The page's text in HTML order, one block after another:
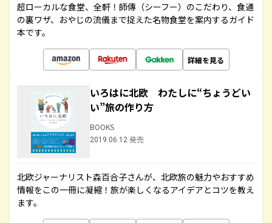
超ローカルな食堂、全軒！師傳（シーフー）のこだわり、食通
の裏ワザ、おやじの流儀まで捉えた名物食堂を案内するガイド
本です。
詳細を見る
いろはに北欧 わたしに“ちょうどい
い”旅の作り方
BOOKS
2019.06.12 発売
北欧ジャーナリスト森百合子さんが、北欧旅の魅力やおすすめ
情報をこの一冊に凝縮！旅が楽しくなるアイデアとコツを教え
ます。